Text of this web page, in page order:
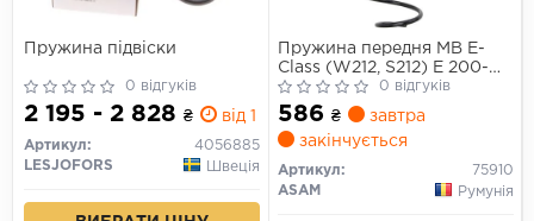
Пружина підвіски
0 відгуків
2 195 - 2 828 ₴ від 1 дн.
Артикул:
4056885
LESJOFORS
Швеція
Пружина передня MB E-
Class (W212, S212) E 200-
E350 CDI (09-16) (75910)
Asam
0 відгуків
586 ₴
завтра
закінчується
Артикул:
75910
ASAM
Румунія